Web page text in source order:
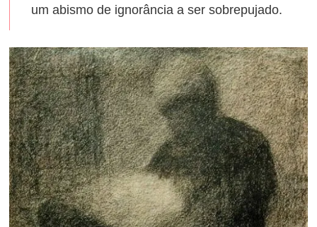
um abismo de ignorância a ser sobrepujado.